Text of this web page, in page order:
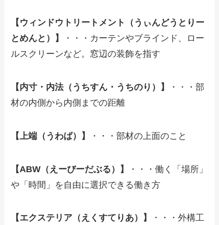
【ウィンドウトリートメント（うぃんどうとりー
とめんと）】
・・・カーテンやブラインド、ロー
ルスクリーンなど。窓辺の装飾を指す
【内寸・内法（うちすん・うちのり）】
・・・部
材の内側から内側までの距離
【上端（うわば）】 ・・・部材の上面のこと
【ABW（えーびーだぶる）】
・・・働く「場所」
や「時間」を自由に選択できる働き方
【エクステリア（えくすてりあ）】
・・・外構工